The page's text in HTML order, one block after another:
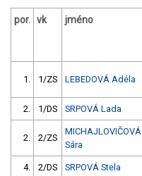
por. vk jméno
1. 1/ZS LEBEDOVÁ Adéla
2. 1/DS SRPOVÁ Lada
2. 2/ZS
MICHAJLOVIČOVÁ
Sára
4. 2/DS SRPOVÁ Stela